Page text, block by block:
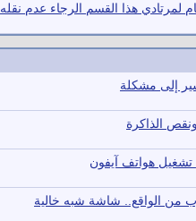
لمرتادي هذا القسم الرجاء عدم نقله
هواتف آيفون